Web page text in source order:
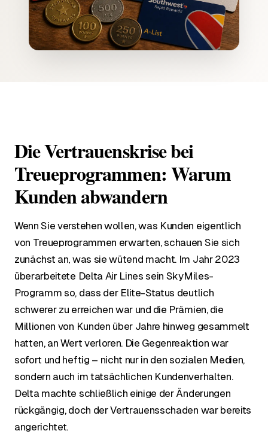
Die Vertrauenskrise bei
Treueprogrammen: Warum
Kunden abwandern
Wenn Sie verstehen wollen, was Kunden eigentlich
von Treueprogrammen erwarten, schauen Sie sich
zunächst an, was sie wütend macht. Im Jahr 2023
überarbeitete Delta Air Lines sein SkyMiles-
Programm so, dass der Elite-Status deutlich
schwerer zu erreichen war und die Prämien, die
Millionen von Kunden über Jahre hinweg gesammelt
hatten, an Wert verloren. Die Gegenreaktion war
sofort und heftig – nicht nur in den sozialen Medien,
sondern auch im tatsächlichen Kundenverhalten.
Delta machte schließlich einige der Änderungen
rückgängig, doch der Vertrauensschaden war bereits
angerichtet.